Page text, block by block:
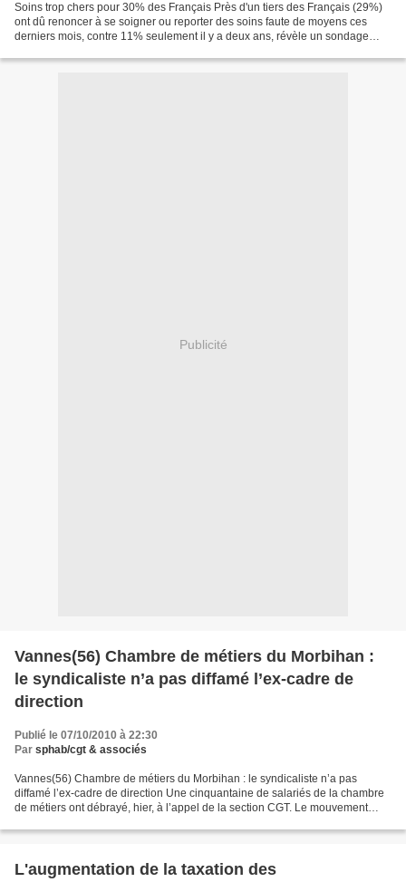
Soins trop chers pour 30% des Français Près d'un tiers des Français (29%)
ont dû renoncer à se soigner ou reporter des soins faute de moyens ces
derniers mois, contre 11% seulement il y a deux ans, révèle un sondage
Publicité
Vannes(56) Chambre de métiers du Morbihan :
le syndicaliste n’a pas diffamé l’ex-cadre de
direction
Publié le 07/10/2010 à 22:30
Par sphab/cgt & associés
Vannes(56) Chambre de métiers du Morbihan : le syndicaliste n’a pas
diffamé l’ex-cadre de direction Une cinquantaine de salariés de la chambre
de métiers ont débrayé, hier, à l’appel de la section CGT. Le mouvement
L'augmentation de la taxation des